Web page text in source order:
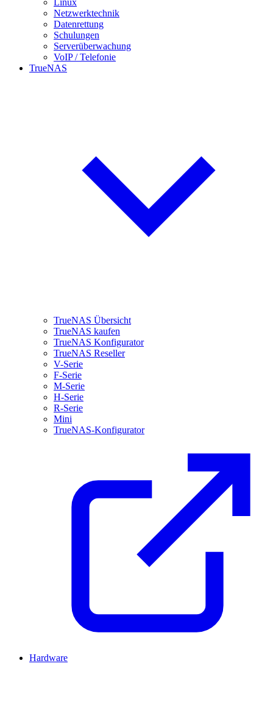
Netzwerktechnik
Datenrettung
Schulungen
Serverüberwachung
VoIP / Telefonie
TrueNAS
TrueNAS Übersicht
TrueNAS kaufen
TrueNAS Konfigurator
TrueNAS Reseller
V-Serie
F-Serie
M-Serie
H-Serie
R-Serie
Mini
TrueNAS-Konfigurator
Hardware